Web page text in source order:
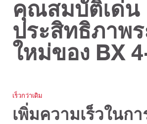
คุณสมบัติเด่น
ประสิทธิภาพ
ใหม่ของ BX
เร็วกว่าเดิม
เพิ่มความเร็วในก